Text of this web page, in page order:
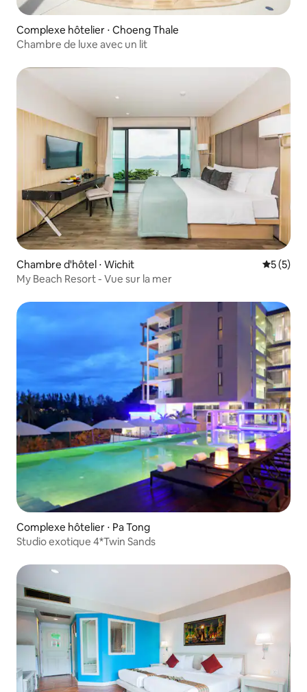
Complexe hôtelier ⋅ Choeng Thale
Chambre de luxe avec un lit
Chambre d'hôtel ⋅ Wichit
5 (5)
My Beach Resort - Vue sur la mer
Complexe hôtelier ⋅ Pa Tong
Studio exotique 4*Twin Sands